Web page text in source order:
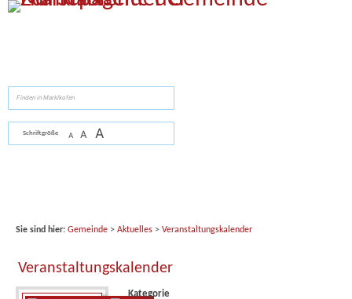
Zum Inhalt,zur Navigationoderzur Startseitespringen.
Schriftgröße A A A
Sie sind hier: Gemeinde> Aktuelles> Veranstaltungskalender
Veranstaltungskalender
Kategorie